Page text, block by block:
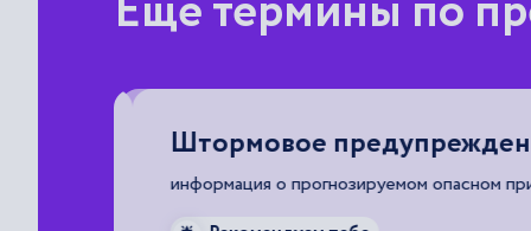
Штормовое
информация о прогнозируемом опасном